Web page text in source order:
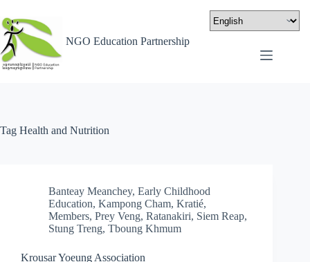
NGO Education Partnership
Tag Health and Nutrition
Banteay Meanchey, Early Childhood
Education, Kampong Cham, Kratié,
Members, Prey Veng, Ratanakiri, Siem Reap,
Stung Treng, Tboung Khmum
Krousar Yoeung Association